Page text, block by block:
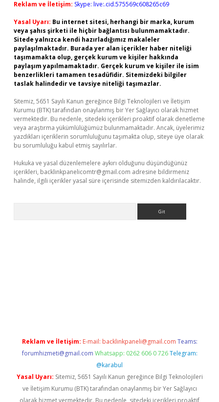
Reklam ve İletişim: Skype: live:.cid.575569c608265c69
Yasal Uyarı: Bu internet sitesi, herhangi bir marka, kurum
veya şahıs şirketi ile hiçbir bağlantısı bulunmamaktadır.
Sitede yalnızca kendi hazırladığımız makaleler
paylaşılmaktadır. Burada yer alan içerikler haber niteliği
taşımamakta olup, gerçek kurum ve kişiler hakkında
paylaşım yapılmamaktadır. Gerçek kurum ve kişiler ile isim
benzerlikleri tamamen tesadüfidir. Sitemizdeki bilgiler
taslak halindedir ve tavsiye niteliği taşımazlar.
Sitemiz, 5651 Sayılı Kanun gereğince Bilgi Teknolojileri ve İletişim
Kurumu (BTK) tarafından onaylanmış bir Yer Sağlayıcı olarak hizmet
vermektedir. Bu nedenle, sitedeki içerikleri proaktif olarak denetleme
veya araştırma yükümlülüğümüz bulunmamaktadır. Ancak, üyelerimiz
yazdıkları içeriklerin sorumluluğunu taşımakta olup, siteye üye olarak
bu sorumluluğu kabul etmiş sayılırlar.
Hukuka ve yasal düzenlemelere aykırı olduğunu düşündüğünüz
içerikleri, backlinkpanelicomtr@gmail.com adresine bildirmeniz
halinde, ilgili içerikler yasal süre içerisinde sitemizden kaldırılacaktır.
Reklam ve İletişim: E-mail: backlinkpaneli@gmail.com Teams:
forumhizmeti@gmail.com Whatsapp: 0262 606 0 726 Telegram:
@karabul
Yasal Uyarı: Sitemiz, 5651 Sayılı Kanun gereğince Bilgi Teknolojileri
ve İletişim Kurumu (BTK) tarafından onaylanmış bir Yer Sağlayıcı
olarak hizmet vermektedir. Bu nedenle, sitedeki içerikleri proaktif